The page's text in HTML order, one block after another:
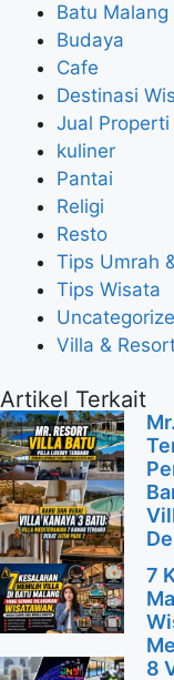
Batu Malang
Budaya
Cafe
Destinasi
Jual Properti
kuliner
Pantai
Religi
Resto
Tips Umrah
Tips Wisata
Villa &
Artikel Terkait
7
8